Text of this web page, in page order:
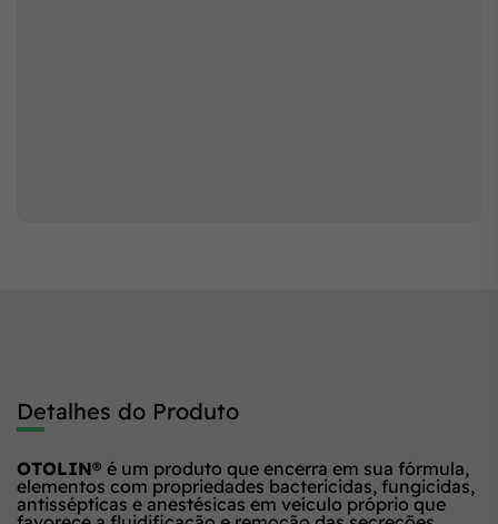
Detalhes do Produto
OTOLIN® é um produto que encerra em sua fórmula,
elementos com propriedades bactericidas, fungicidas,
antissépticas e anestésicas em veículo próprio que